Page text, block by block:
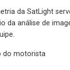
da SatLight
da análise de
motorista